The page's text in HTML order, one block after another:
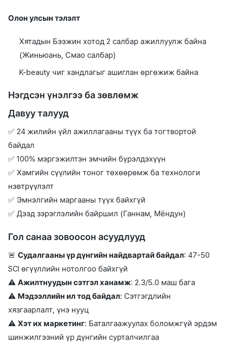
Олон улсын тэлэлт
Хятадын Бээжин хотод 2 салбар ажиллуулж байна
(Жиньюань, Смао салбар)
K-beauty чиг хандлагыг ашиглан өргөжиж байна
Нэгдсэн үнэлгээ ба зөвлөмж
Давуу талууд
✅ 24 жилийн үйл ажиллагааны түүх ба тогтвортой
байдал
✅ 100% мэргэжилтэн эмчийн бүрэлдэхүүн
✅ Хамгийн сүүлийн тоног төхөөрөмж ба технологи
нэвтрүүлэлт
✅ Эмнэлгийн маргааны түүх байхгүй
✅ Дээд зэрэглэлийн байршил (Ганнам, Мёндун)
Гол санаа зовоосон асуудлууд
🚨 Судалгааны үр дүнгийн найдвартай байдал: 47-50
SCI өгүүллийн нотолгоо байхгүй
⚠️ Ажилтнуудын сэтгэл ханамж: 2.3/5.0 маш бага
⚠️ Мэдээллийн ил тод байдал: Сэтгэгдлийн
хязгаарлалт, үнэ нууц
⚠️ Хэт их маркетинг: Баталгаажуулах боломжгүй эрдэм
шинжилгээний үр дүнгийн сурталчилгаа